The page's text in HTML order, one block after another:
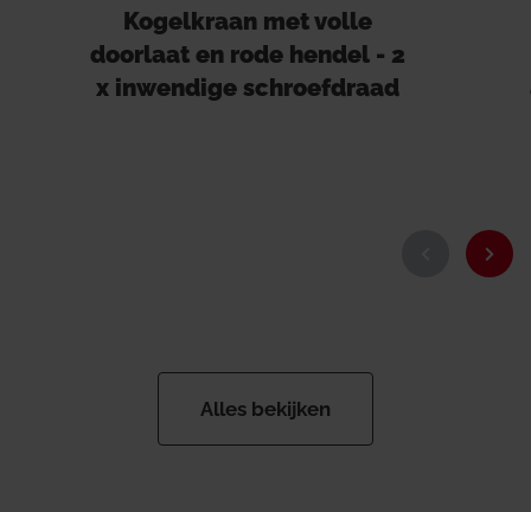
Kogelkraan met volle
doorlaat en rode hendel - 2
x inwendige schroefdraad
Alles bekijken